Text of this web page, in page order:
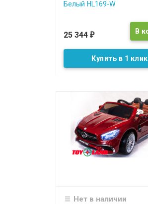
Белый HL169-W
25 344₽
Купить в 1 клик
Нет в наличии